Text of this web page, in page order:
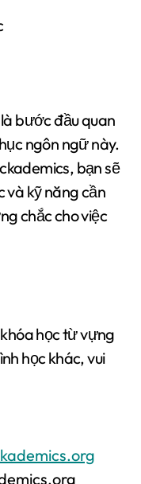
bước đầu quan
ngôn ngữ này.
bạn sẽ
và kỹ năng cần
chắc cho việc
học từ vựng
học khác, vui